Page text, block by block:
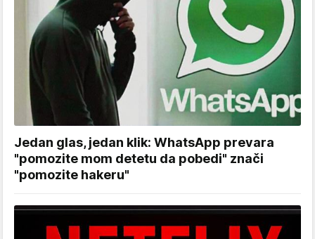
Jedan glas, jedan klik: WhatsApp prevara
"pomozite mom detetu da pobedi" znači
"pomozite hakeru"